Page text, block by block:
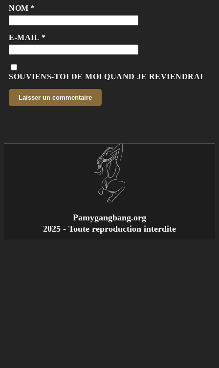
NOM *
E-MAIL *
SOUVIENS-TOI DE MOI QUAND JE REVIENDRAI
Pamygangbang.org
2025 - Toute reproduction interdite